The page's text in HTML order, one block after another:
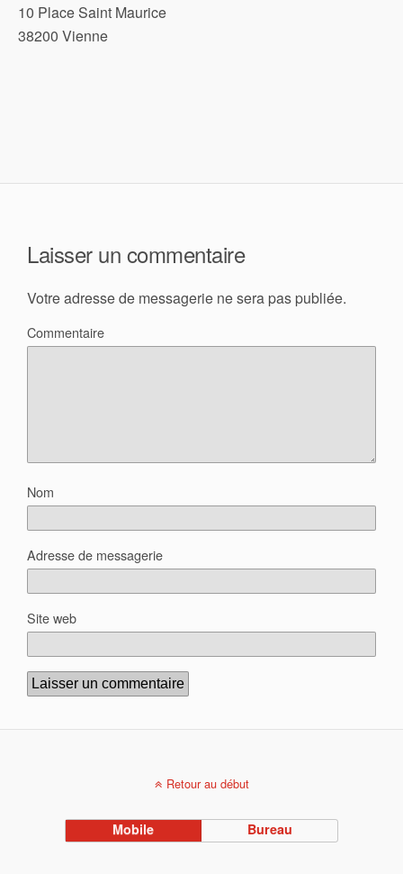
10 Place Saint Maurice
38200 Vienne
Laisser un commentaire
Votre adresse de messagerie ne sera pas publiée.
Commentaire
Nom
Adresse de messagerie
Site web
Retour au début
Mobile Bureau